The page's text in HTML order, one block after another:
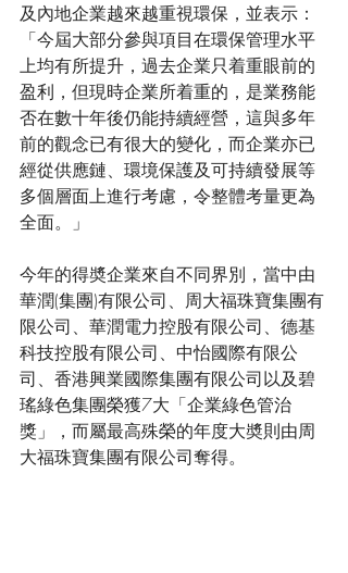
及內地企業越來越重視環保，並表示：
「今屆大部分參與項目在環保管理水平
上均有所提升，過去企業只着重眼前的
盈利，但現時企業所着重的，是業務能
否在數十年後仍能持續經營，這與多年
前的觀念已有很大的變化，而企業亦已
經從供應鏈、環境保護及可持續發展等
多個層面上進行考慮，令整體考量更為
全面。」
今年的得奬企業來自不同界別，當中由
華潤(集團)有限公司、周大福珠寶集團有
限公司、華潤電力控股有限公司、德基
科技控股有限公司、中怡國際有限公
司、香港興業國際集團有限公司以及碧
瑤綠色集團榮獲7大「企業綠色管治
獎」，而屬最高殊榮的年度大奬則由周
大福珠寶集團有限公司奪得。